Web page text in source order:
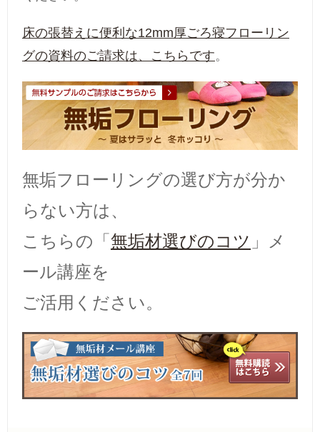
床の張替えに便利な12mm厚ごろ寝フローリン
グの資料のご請求は、こちらです。
無垢フローリングの選び方が分か
らない方は、
こちらの「無垢材選びのコツ 」メ
ール講座を
ご活用ください。